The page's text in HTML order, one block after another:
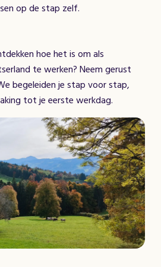
op de stap zelf.
hoe het is om als
te werken? Neem gerust
begeleiden je stap voor stap,
tot je eerste werkdag.